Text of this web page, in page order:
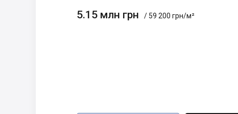
5.15 млн грн / 59 200 грн/м²